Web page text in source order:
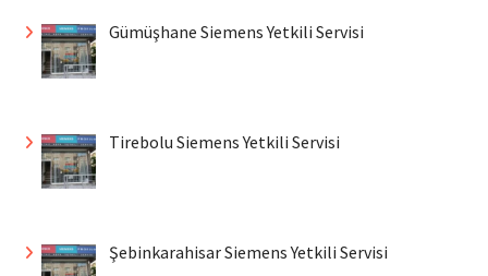
Gümüşhane Siemens Yetkili Servisi
Tirebolu Siemens Yetkili Servisi
Şebinkarahisar Siemens Yetkili Servisi